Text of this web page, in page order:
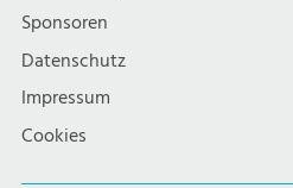
Sponsoren
Datenschutz
Impressum
Cookies